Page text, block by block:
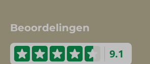
Beoordelingen
9.1